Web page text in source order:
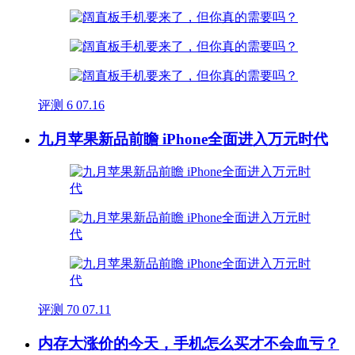
评测 6 07.16
九月苹果新品前瞻 iPhone全面进入万元时代
评测 70 07.11
内存大涨价的今天，手机怎么买才不会血亏？